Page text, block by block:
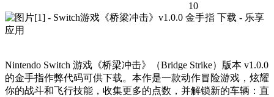
10
Nintendo Switch 游戏《桥梁冲击》（Bridge Strike）版本 v1.0.0
的金手指作弊代码可供下载。本作是一款动作冒险游戏，炫耀
你的战斗和飞行技能，收集更多的点数，并解锁新的车辆：直